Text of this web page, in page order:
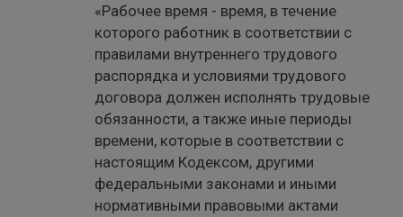
«Рабочее время - время, в течение
которого работник в соответствии с
правилами внутреннего трудового
распорядка и условиями трудового
договора должен исполнять трудовые
обязанности, а также иные периоды
времени, которые в соответствии с
настоящим Кодексом, другими
федеральными законами и иными
нормативными правовыми актами